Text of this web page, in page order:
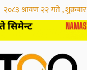
२०८३ श्रावण २२ गते , शुक्रबार